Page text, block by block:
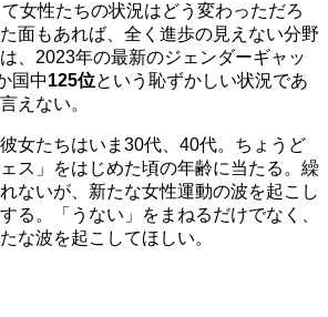
女性たちの状況はどう変わっただろ
面もあれば、全く進歩の見えない分野
、2023年の最新のジェンダーギャッ
国中125位という恥ずかしい状況であ
えない。
女たちはいま30代、40代。ちょうど
ス」をはじめた頃の年齢に当たる。繰
ないが、新たな女性運動の波を起こし
る。「うない」をまねるだけでなく、
な波を起こしてほしい。